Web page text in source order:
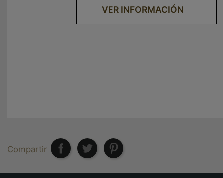
VER INFORMACIÓN
Compartir